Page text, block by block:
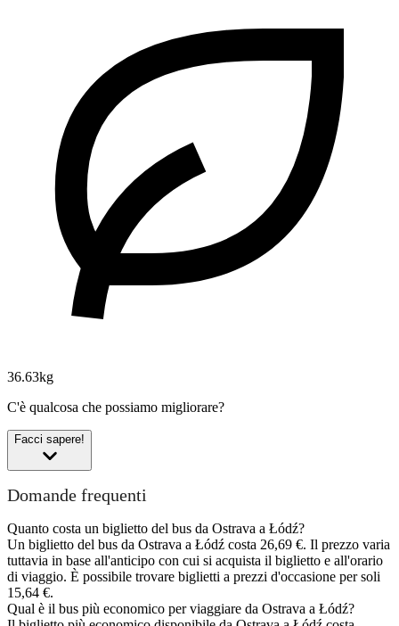
36.63kg
C'è qualcosa che possiamo migliorare?
Facci sapere!
Domande frequenti
Quanto costa un biglietto del bus da Ostrava a Łódź?
Un biglietto del bus da Ostrava a Łódź costa 26,69 €. Il prezzo varia
tuttavia in base all'anticipo con cui si acquista il biglietto e all'orario
di viaggio. È possibile trovare biglietti a prezzi d'occasione per soli
15,64 €.
Qual è il bus più economico per viaggiare da Ostrava a Łódź?